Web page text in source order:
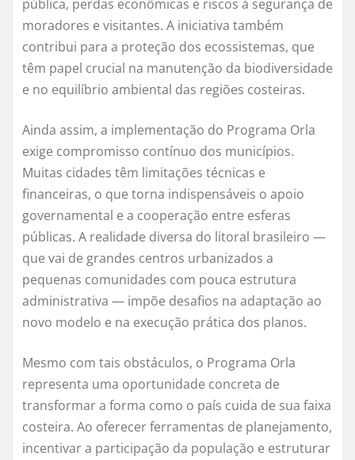
pública, perdas econômicas e riscos à segurança de
moradores e visitantes. A iniciativa também
contribui para a proteção dos ecossistemas, que
têm papel crucial na manutenção da biodiversidade
e no equilíbrio ambiental das regiões costeiras.
Ainda assim, a implementação do Programa Orla
exige compromisso contínuo dos municípios.
Muitas cidades têm limitações técnicas e
financeiras, o que torna indispensáveis o apoio
governamental e a cooperação entre esferas
públicas. A realidade diversa do litoral brasileiro —
que vai de grandes centros urbanizados a
pequenas comunidades com pouca estrutura
administrativa — impõe desafios na adaptação ao
novo modelo e na execução prática dos planos.
Mesmo com tais obstáculos, o Programa Orla
representa uma oportunidade concreta de
transformar a forma como o país cuida de sua faixa
costeira. Ao oferecer ferramentas de planejamento,
incentivar a participação da população e estruturar